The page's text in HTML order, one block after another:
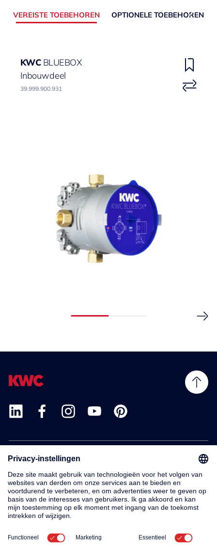
VEREISTE TOEBEHOREN OPTIONELE TOEBEHOREN
KWC BLUEBOX
Inbouwdeel
39.999.900.931
Service
Contact